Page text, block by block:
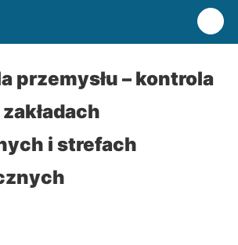
przemysłu – kontrola
i strefach